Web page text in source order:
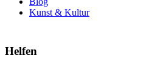
Kunst & Kultur
Helfen